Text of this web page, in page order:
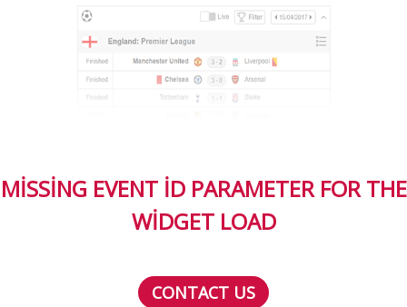
MISSING EVENT ID PARAMETER FOR THE
WIDGET LOAD
CONTACT US